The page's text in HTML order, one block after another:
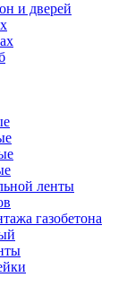
и дверей
ленты
газобетона